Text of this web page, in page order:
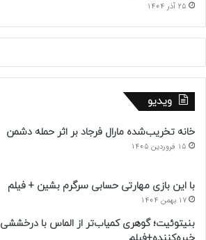
25 آذر 1404
ویدیو
خانه تخریب‌شده مارال فرجاد بر اثر حمله دشمن
15 فروردین 1405
با این بازی مهارتی حسابی سرگرم بشین + فیلم
17 بهمن 1404
بنیتوئیت؛ گوهری کمیاب‌تر از الماس با درخششی